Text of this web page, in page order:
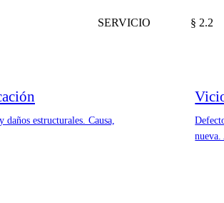
SERVICIO
estructurales. Causa,
§ 2.2